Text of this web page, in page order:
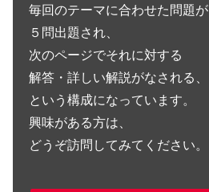
毎回のテーマに合わせた問題が
５問出題され、
次のページでそれに対する
解答・詳しい解説がなされる、
という構成になっています。
興味がある方は、
どうぞ訪問してみてください。